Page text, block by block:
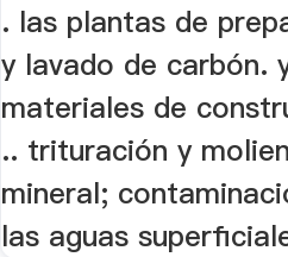
. las plantas de
y lavado de carbón.
materiales de
.. trituración y
mineral;
las aguas